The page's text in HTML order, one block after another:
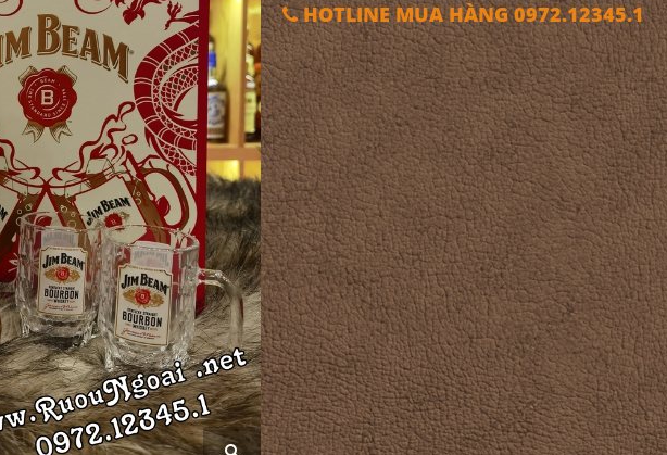
HOTLINE MUA HÀNG 0972.12345.1